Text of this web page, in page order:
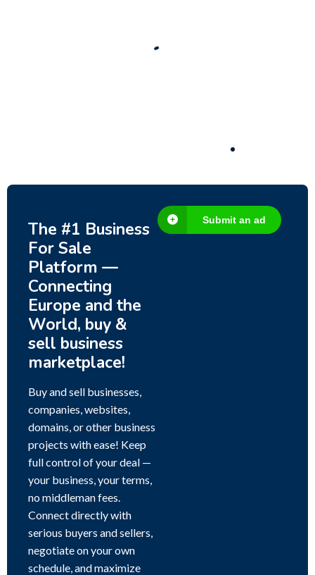
80 Ha Multifunctional Investment Property
The #1 Business
For Sale
Platform —
Connecting
Europe and the
World, buy &
sell business
marketplace!
Buy and sell businesses,
companies, websites,
domains, or other business
projects with ease! Keep
full control of your deal —
your business, your terms,
no middleman fees.
Connect directly with
serious buyers and sellers,
negotiate on your own
schedule, and maximize
Submit an ad